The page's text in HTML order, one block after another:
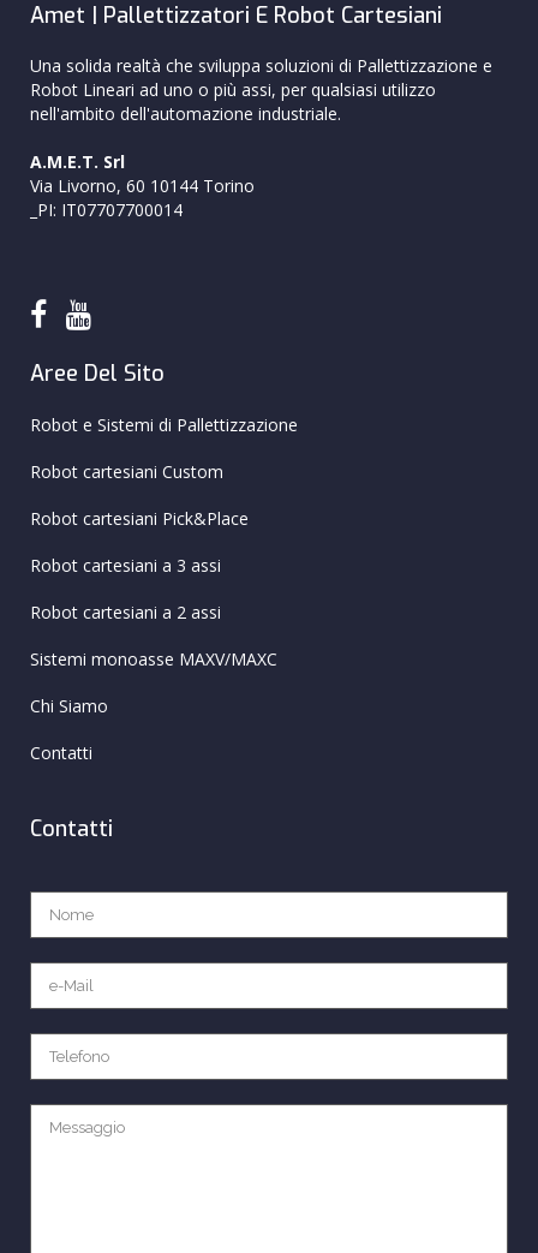
Amet | Pallettizzatori E Robot Cartesiani
Una solida realtà che sviluppa soluzioni di Pallettizzazione e
Robot Lineari ad uno o più assi, per qualsiasi utilizzo
nell'ambito dell'automazione industriale.
A.M.E.T. Srl
Via Livorno, 60 10144 Torino
_PI: IT07707700014
Aree Del Sito
Robot e Sistemi di Pallettizzazione
Robot cartesiani Custom
Robot cartesiani Pick&Place
Robot cartesiani a 3 assi
Robot cartesiani a 2 assi
Sistemi monoasse MAXV/MAXC
Chi Siamo
Contatti
Contatti